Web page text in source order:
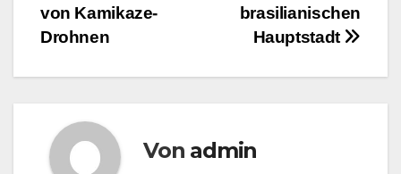
brasilianischen
Hauptstadt
von Kamikaze-
Drohnen
Von admin